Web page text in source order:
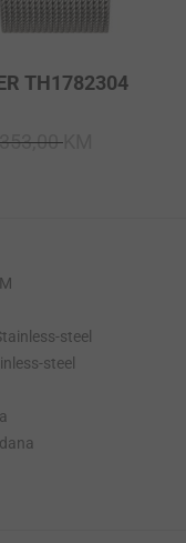
TH1782304
353,00
steel
steel